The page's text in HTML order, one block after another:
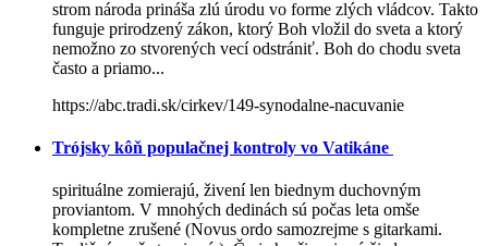
strom národa prináša zlú úrodu vo forme zlých vládcov. Takto
funguje prirodzený zákon, ktorý Boh vložil do sveta a ktorý
nemožno zo stvorených vecí odstrániť. Boh do chodu sveta
často a priamo...
https://abc.tradi.sk/cirkev/149-synodalne-nacuvanie
Trójsky kôň populačnej kontroly vo Vatikáne
spirituálne zomierajú, živení len biednym duchovným
proviantom. V mnohých dedinách sú počas leta omše
kompletne zrušené (Novus ordo samozrejme s gitarkami.